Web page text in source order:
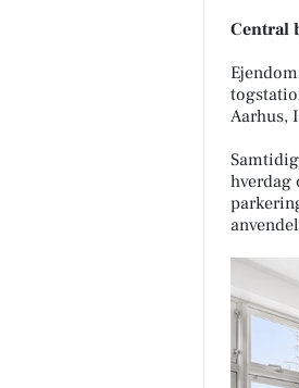
Central
Aarhus,
hverdag